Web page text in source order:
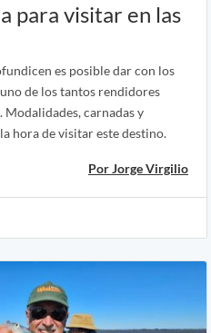
para visitar en las
es posible dar con los
de los tantos rendidores
carnadas y
hora de visitar este destino.
Por Jorge Virgilio